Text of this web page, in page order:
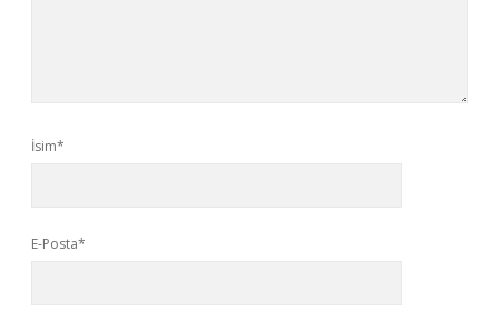
İsim*
E-Posta*